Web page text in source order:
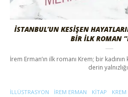
İSTANBUL’UN KESIŞEN
BIR İLK ROMAN
İrem Erman’ın ilk romanı Krem; bir
derin
ILLÜSTRASYON IREM ERMAN KITAP KREM